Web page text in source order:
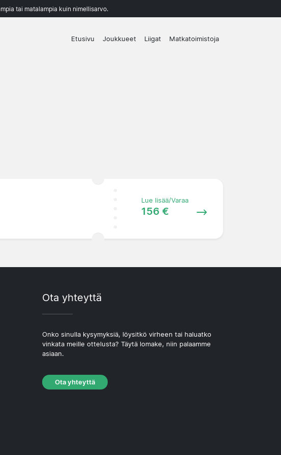
tai matalampia kuin nimellisarvo.
Etusivu Joukkueet Liigat Matkatoimistoja
Lue lisää/Varaa
156 €
Ota yhteyttä
Onko sinulla kysymyksiä, löysitkö virheen tai haluatko
vinkata meille ottelusta? Täytä lomake, niin palaamme
asiaan.
Ota yhteyttä